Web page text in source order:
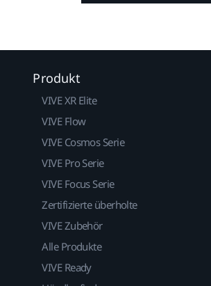
Produkt
VIVE XR Elite
VIVE Flow
VIVE Cosmos Serie
VIVE Pro Serie
VIVE Focus Serie
Zertifizierte überholte
VIVE Zubehör
Alle Produkte
VIVE Ready